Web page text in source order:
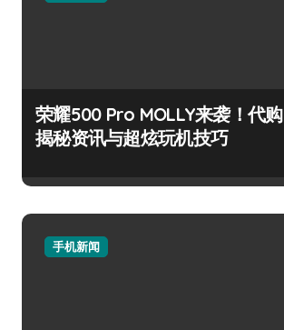
荣耀500 Pro MOLLY来袭！代购
揭秘资讯与超炫玩机技巧
手机新闻